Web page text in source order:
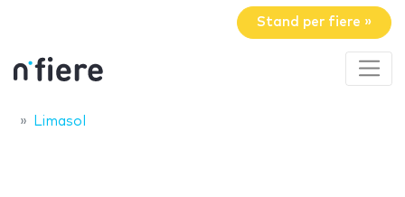
Stand per fiere »
Limasol